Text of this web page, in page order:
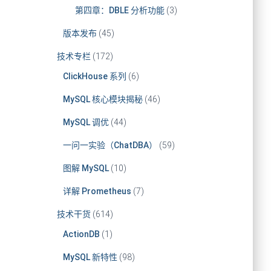
第四章：DBLE 分析功能(3)
版本发布(45)
技术专栏 (172)
ClickHouse 系列 (6)
MySQL 核心模块揭秘(46)
MySQL 调优(44)
一问一实验（ChatDBA） (59)
图解 MySQL(10)
详解 Prometheus (7)
技术干货(614)
ActionDB (1)
MySQL 新特性 (98)